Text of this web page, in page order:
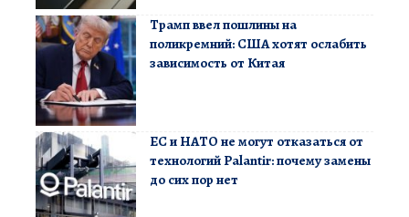
Трамп ввел пошлины на
поликремний: США хотят ослабить
зависимость от Китая
ЕС и НАТО не могут отказаться от
технологий Palantir: почему замены
до сих пор нет